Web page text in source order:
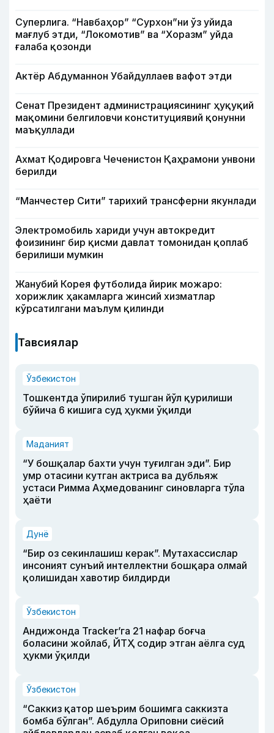
Суперлига. “Навбаҳор” “Сурхон”ни ўз уйида
мағлуб этди, “Локомотив” ва “Хоразм” уйда
ғалаба қозонди
Актёр Абду­маннон Убайдуллаев вафот этди
Сенат Президент администрациясининг ҳуқуқий
мақомини белгиловчи конституциявий қонунни
маъқуллади
Ахмат Қодировга Чеченистон Қаҳрамони унвони
берилди
“Манчестер Сити” тарихий трансферни якунлади
Электромобиль хариди учун автокредит
фоизининг бир қисми давлат томонидан қоплаб
берилиши мумкин
Жанубий Корея футболида йирик можаро:
хорижлик ҳакамларга жинсий хизматлар
кўрсатилгани маълум қилинди
Тавсиялар
Ўзбекистон
Тошкентда ўпирилиб тушган йўл қурилиши
бўйича 6 кишига суд ҳукми ўқилди
Маданият
“У бошқалар бахти учун туғилган эди”. Бир
умр отасини кутган актриса ва дубльяж
устаси Римма Аҳмедованинг синовларга тўла
ҳаёти
Дунё
“Бир оз секинлашиш керак”. Мутахассислар
инсоният сунъий интеллектни бошқара олмай
қолишидан хавотир билдирди
Ўзбекистон
Андижонда Tracker’га 21 нафар боғча
боласини жойлаб, ЙТҲ содир этган аёлга суд
ҳукми ўқилди
Ўзбекистон
“Саккиз қатор шеърим бошимга саккизта
бомба бўлган”. Абдулла Ориповни сиёсий